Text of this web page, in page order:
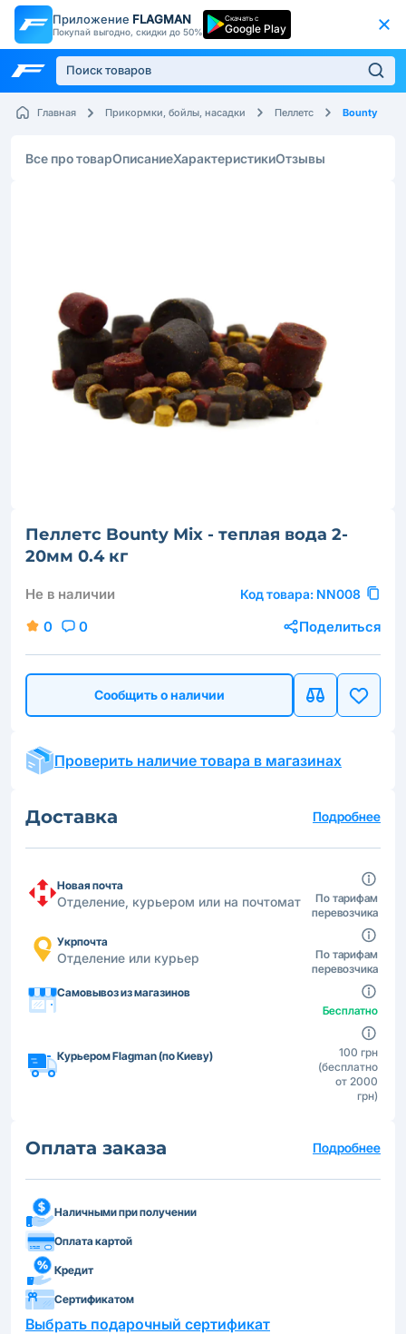
Приложение FLAGMAN
Покупай выгодно, скидки до 50%
Скачать с
Google Play
Главная Прикормки, бойлы, насадки Пеллетс Bounty
Все про товарОписаниеХарактеристикиОтзывы
Пеллетс Bounty Mix - теплая вода 2-
20мм 0.4 кг
Не в наличии Код товара: NN008
0 0 Поделиться
Сообщить о наличии
Проверить наличие товара в магазинах
Доставка Подробнее
Новая почта
Отделение, курьером или на почтомат
По тарифам
перевозчика
Укрпочта
Отделение или курьер
По тарифам
перевозчика
Самовывоз из магазинов
Бесплатно
Курьером Flagman (по Киеву)
100 грн
(бесплатно
от 2000
грн)
Оплата заказа Подробнее
Наличными при получении
Оплата картой
Кредит
Сертификатом
Выбрать подарочный сертификат